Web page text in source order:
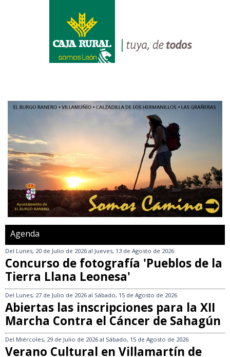
Agenda
Del Lunes, 20 de Julio de 2026 al Jueves, 13 de Agosto de 2026
Concurso de fotografía 'Pueblos de la
Tierra Llana Leonesa'
Del Lunes, 27 de Julio de 2026 al Sábado, 15 de Agosto de 2026
Abiertas las inscripciones para la XII
Marcha Contra el Cáncer de Sahagún
Del Miércoles, 29 de Julio de 2026 al Sábado, 15 de Agosto de 2026
Verano Cultural en Villamartín de